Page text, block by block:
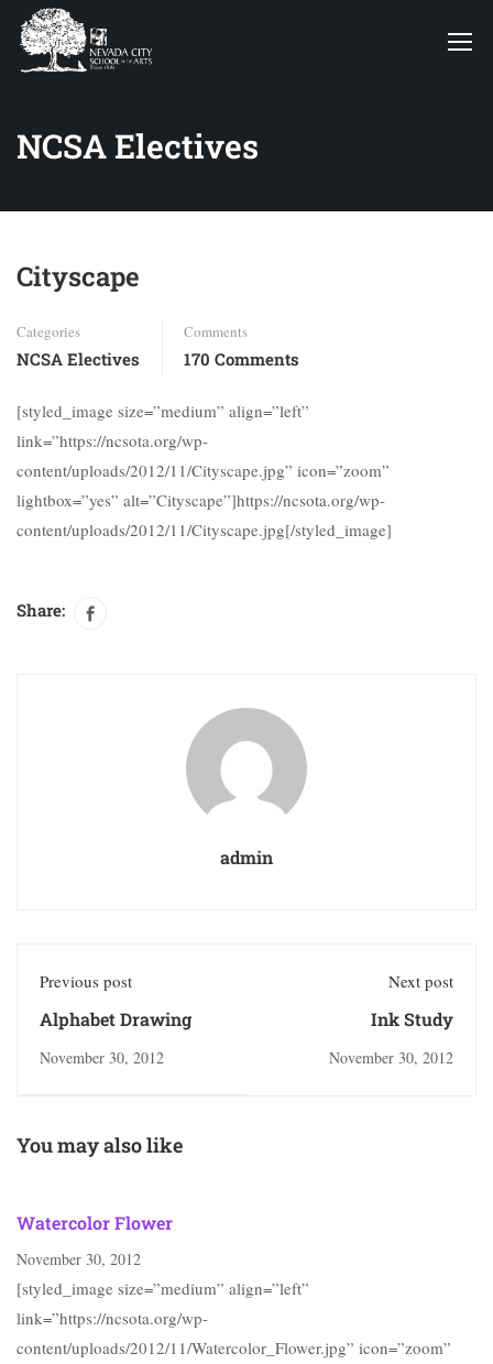
NCSA Electives
Cityscape
Categories
NCSA Electives
Comments
170 Comments
[styled_image size=”medium” align=”left”
link=”https://ncsota.org/wp-
content/uploads/2012/11/Cityscape.jpg” icon=”zoom”
lightbox=”yes” alt=”Cityscape”]https://ncsota.org/wp-
content/uploads/2012/11/Cityscape.jpg[/styled_image]
Share:
admin
Previous post
Alphabet Drawing
November 30, 2012
Next post
Ink Study
November 30, 2012
You may also like
Watercolor Flower
November 30, 2012
[styled_image size=”medium” align=”left”
link=”https://ncsota.org/wp-
content/uploads/2012/11/Watercolor_Flower.jpg” icon=”zoom”